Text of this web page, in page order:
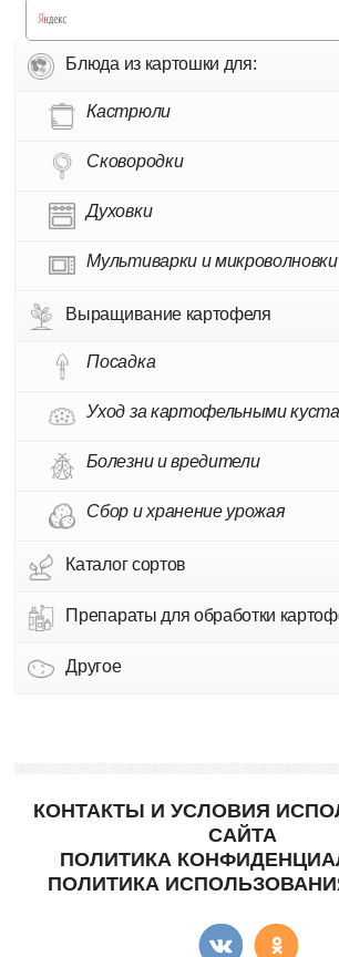
Блюда из картошки для:
Кастрюли
Сковородки
Духовки
Мультиварки и микроволновки
Выращивание картофеля
Посадка
Уход за картофельными
Болезни и вредители
Сбор и хранение урожая
Каталог сортов
Препараты для обработки
Другое
КОНТАКТЫ И УСЛОВИЯ
САЙТА
ПОЛИТИКА
ПОЛИТИКА